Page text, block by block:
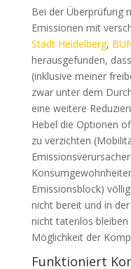
Bei der Überprüfung
Emissionen mit
Stadt Heidelberg,
herausgefunden,
(inklusive meiner
zwar unter dem
eine weitere
Hebel die Optionen
zu verzichten
Emissionsblock)
nicht bereit und in
nicht tatenlos
Möglichkeit der
Funktioniert